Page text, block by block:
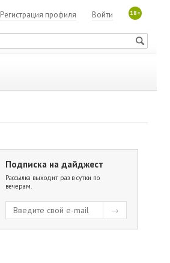
18+
Войти
Регистрация профиля
Подписка на дайджест
Рассылка выходит раз в сутки по
вечерам.